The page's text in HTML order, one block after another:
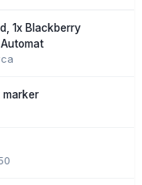
1x Blackberry
marker